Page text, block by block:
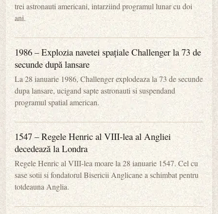
trei astronauti americani, intarziind programul lunar cu doi
ani.
1986 – Explozia navetei spațiale Challenger la 73 de
secunde după lansare
La 28 ianuarie 1986, Challenger explodeaza la 73 de secunde
dupa lansare, ucigand sapte astronauti si suspendand
programul spatial american.
1547 – Regele Henric al VIII-lea al Angliei
decedează la Londra
Regele Henric al VIII-lea moare la 28 ianuarie 1547. Cel cu
sase sotii si fondatorul Bisericii Anglicane a schimbat pentru
totdeauna Anglia.